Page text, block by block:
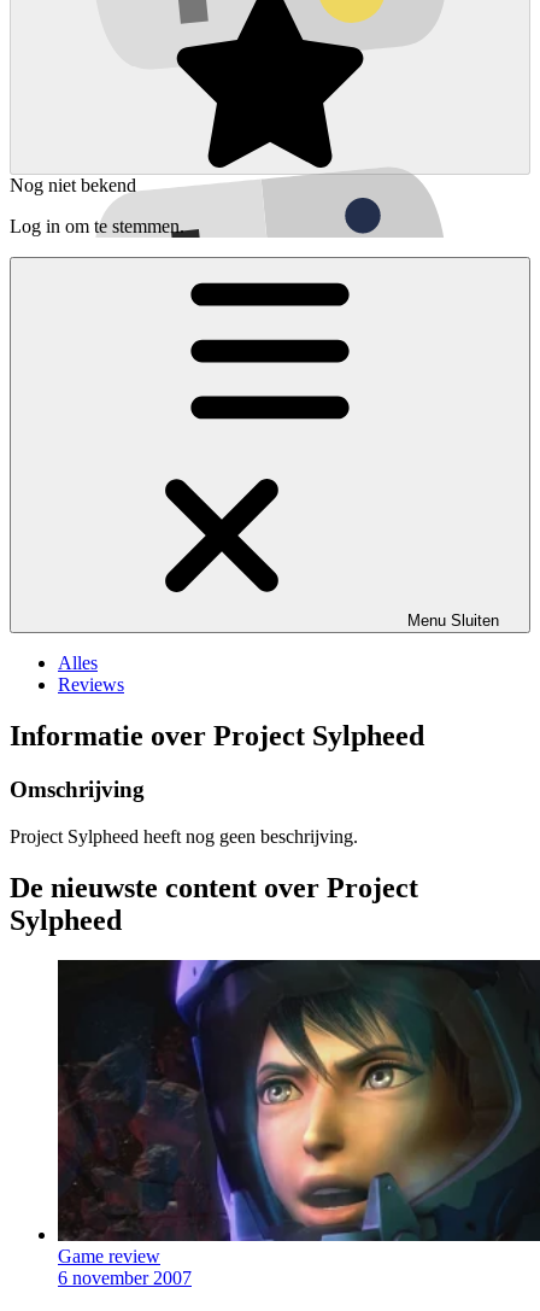
Nog niet bekend
Log in om te stemmen.
Menu Sluiten
Alles
Reviews
Informatie over Project Sylpheed
Omschrijving
Project Sylpheed heeft nog geen beschrijving.
De nieuwste content over Project
Sylpheed
Game review
6 november 2007